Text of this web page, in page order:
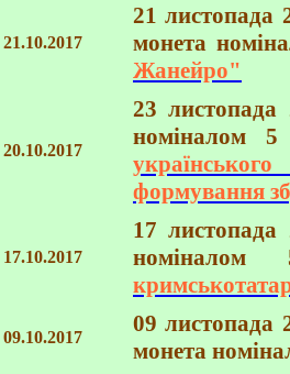
21.10.2017
21 листопада
монета
Жанейро"
20.10.2017
23 листопада
номіналом
формування
17.10.2017
17 листопада
09.10.2017
09 листопада
монета